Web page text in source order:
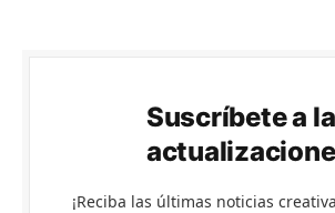
Suscríbete a
¡Reciba las últimas noticias